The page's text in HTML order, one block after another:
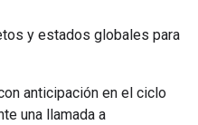
y estados globales para
anticipación en el ciclo
una llamada a